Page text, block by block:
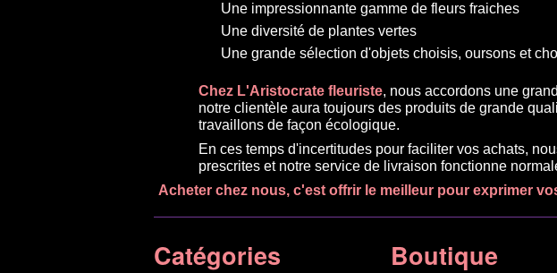
Une impressionnante gamme de fleurs fraiches
Une diversité de plantes vertes
Une grande sélection d'objets choisis, oursons et
Chez L'Aristocrate fleuriste, nous accordons une
notre clientèle aura toujours des produits de grande
travaillons de façon écologique.
En ces temps d'incertitudes pour faciliter vos achats,
prescrites et notre service de livraison fonctionne
Acheter chez nous, c'est offrir le meilleur pour exprimer
Catégories Boutique